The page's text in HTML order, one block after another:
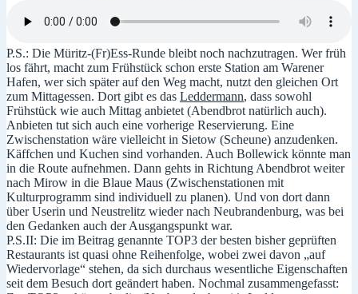
P.S.: Die Müritz-(Fr)Ess-Runde bleibt noch nachzutragen. Wer früh
los fährt, macht zum Frühstück schon erste Station am Warener
Hafen, wer sich später auf den Weg macht, nutzt den gleichen Ort
zum Mittagessen. Dort gibt es das Leddermann, dass sowohl
Frühstück wie auch Mittag anbietet (Abendbrot natürlich auch).
Anbieten tut sich auch eine vorherige Reservierung. Eine
Zwischenstation wäre vielleicht in Sietow (Scheune) anzudenken.
Käffchen und Kuchen sind vorhanden. Auch Bollewick könnte man
in die Route aufnehmen. Dann gehts in Richtung Abendbrot weiter
nach Mirow in die Blaue Maus (Zwischenstationen mit
Kulturprogramm sind individuell zu planen). Und von dort dann
über Userin und Neustrelitz wieder nach Neubrandenburg, was bei
den Gedanken auch der Ausgangspunkt war.
P.S.II: Die im Beitrag genannte TOP3 der besten bisher geprüften
Restaurants ist quasi ohne Reihenfolge, wobei zwei davon „auf
Wiedervorlage“ stehen, da sich durchaus wesentliche Eigenschaften
seit dem Besuch dort geändert haben. Nochmal zusammengefasst: